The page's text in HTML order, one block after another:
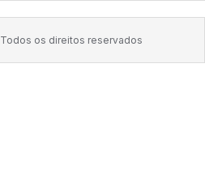
Todos os direitos reservados